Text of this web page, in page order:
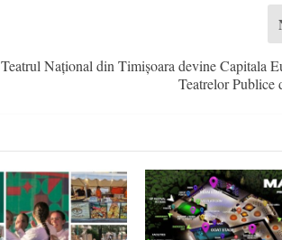
Teatrul Național din Timișoara devine Capitala
Teatrelor Publice